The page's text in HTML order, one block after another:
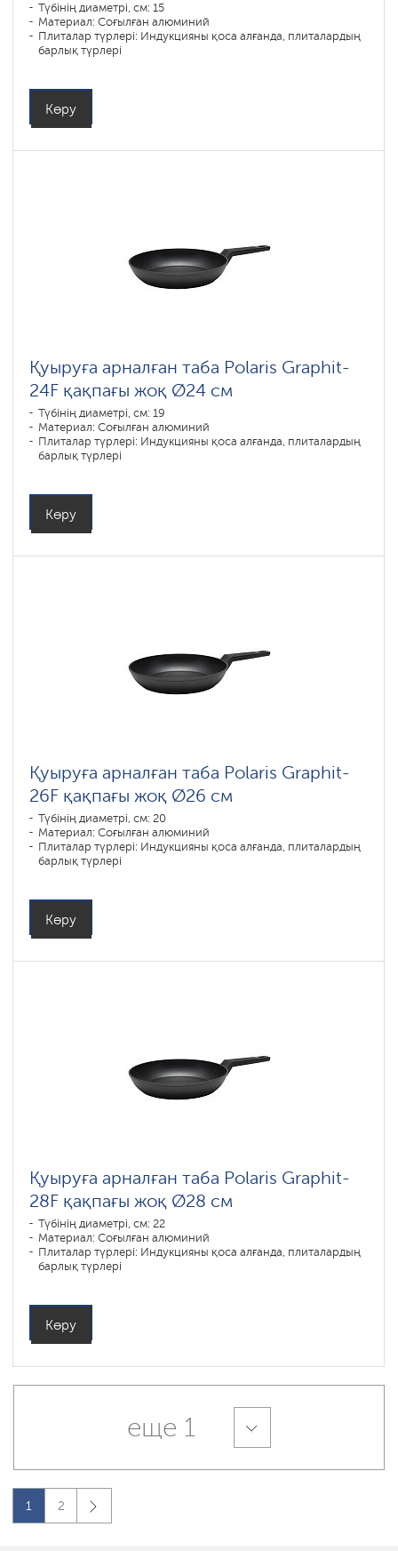
Түбінің диаметрі, см: 15
Материал: Соғылған алюминий
Плиталар түрлері: Индукцияны қоса алғанда, плиталардың
барлық түрлері
Көру
Қуыруға арналған таба Polaris Graphit-
24F қақпағы жоқ Ø24 см
Түбінің диаметрі, см: 19
Материал: Соғылған алюминий
Плиталар түрлері: Индукцияны қоса алғанда, плиталардың
барлық түрлері
Көру
Қуыруға арналған таба Polaris Graphit-
26F қақпағы жоқ Ø26 см
Түбінің диаметрі, см: 20
Материал: Соғылған алюминий
Плиталар түрлері: Индукцияны қоса алғанда, плиталардың
барлық түрлері
Көру
Қуыруға арналған таба Polaris Graphit-
28F қақпағы жоқ Ø28 см
Түбінің диаметрі, см: 22
Материал: Соғылған алюминий
Плиталар түрлері: Индукцияны қоса алғанда, плиталардың
барлық түрлері
Көру
еще 1
1 2